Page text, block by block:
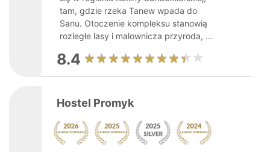
tam, gdzie rzeka Tanew wpada do
Sanu. Otoczenie kompleksu stanowią
rozległe lasy i malownicza przyroda, ...
8.4
Hostel Promyk